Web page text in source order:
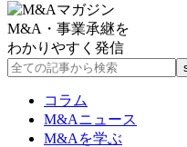
M&A・事業承継を
わかりやすく発信
コラム
M&Aニュース
M&Aを学ぶ